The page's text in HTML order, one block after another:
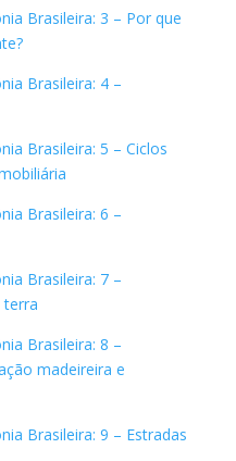
Brasileira: 3 – Por que
Brasileira: 4 –
Brasileira: 5 – Ciclos
Brasileira: 6 –
Brasileira: 7 –
terra
Brasileira: 8 –
madeireira e
Brasileira: 9 – Estradas